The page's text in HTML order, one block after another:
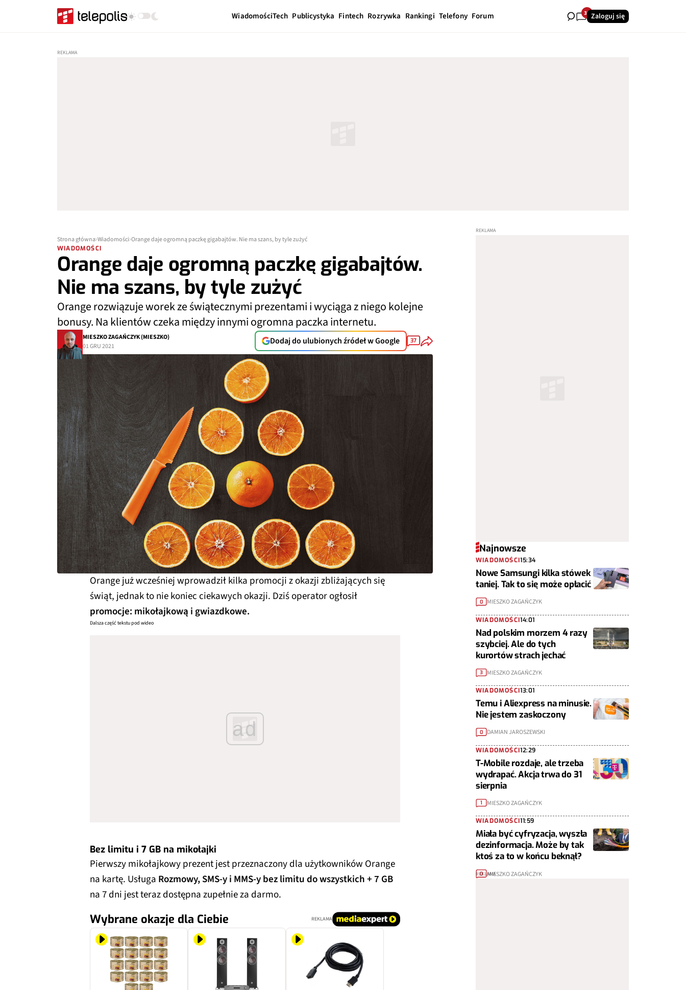
WiadomościTech Publicystyka Fintech Rozrywka Rankingi Telefony Forum 39Zaloguj się
Strona główna Wiadomości Orange daje ogromną paczkę gigabajtów. Nie ma szans, by tyle zużyć
WIADOMOŚCI
Orange daje ogromną paczkę gigabajtów.
Nie ma szans, by tyle zużyć
Orange rozwiązuje worek ze świątecznymi prezentami i wyciąga z niego kolejne
bonusy. Na klientów czeka między innymi ogromna paczka internetu.
MIESZKO ZAGAŃCZYK (MIESZKO)
01 GRU 2021
Dodaj do ulubionych źródeł w Google 37
Orange już wcześniej wprowadził kilka promocji z okazji zbliżających się
świąt, jednak to nie koniec ciekawych okazji. Dziś operator ogłosił
promocje: mikołajkową i gwiazdkowe.
Dalsza część tekstu pod wideo
ad
Bez limitu i 7 GB na mikołajki
Pierwszy mikołajkowy prezent jest przeznaczony dla użytkowników Orange
na kartę. Usługa Rozmowy, SMS-y i MMS-y bez limitu do wszystkich + 7 GB
na 7 dni jest teraz dostępna zupełnie za darmo.
Wybrane okazje dla Ciebie REKLAMA
Najnowsze
WIADOMOŚCI15:34
Nowe Samsungi kilka stówek
taniej. Tak to się może opłacić
0 MIESZKO ZAGAŃCZYK
WIADOMOŚCI14:01
Nad polskim morzem 4 razy
szybciej. Ale do tych
kurortów strach jechać
3 MIESZKO ZAGAŃCZYK
WIADOMOŚCI13:01
Temu i Aliexpress na minusie.
Nie jestem zaskoczony
0 DAMIAN JAROSZEWSKI
WIADOMOŚCI12:29
T-Mobile rozdaje, ale trzeba
wydrapać. Akcja trwa do 31
sierpnia
1 MIESZKO ZAGAŃCZYK
WIADOMOŚCI11:59
Miała być cyfryzacja, wyszła
dezinformacja. Może by tak
ktoś za to w końcu beknął?
0 MIESZKO ZAGAŃCZYK